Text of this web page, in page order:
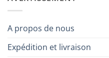
A propos de nous
Expédition et livraison